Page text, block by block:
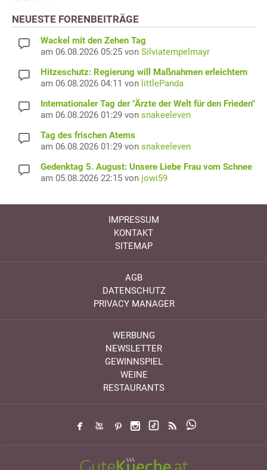
NEUESTE FORENBEITRÄGE
Wackel mit den Zehen Tag
am 06.08.2026 05:25 von Silviatempelmayr
Hitzeschutz: Regierung will Maßnahmen erleichtern
am 06.08.2026 04:11 von littlePanda
Internationaler Tag der "Ärzte der Welt für den Frieden"
am 06.08.2026 01:29 von snakeeleven
Tag des frischen Atems
am 06.08.2026 01:29 von snakeeleven
Gedenktag 5. August: Unsere Liebe Frau vom Schnee
am 05.08.2026 22:15 von jowi59
IMPRESSUM
KONTAKT
SITEMAP
AGB
DATENSCHUTZ
PRIVACY MANAGER
WERBUNG
NEWSLETTER
GEWINNSPIEL
WEINE
RESTAURANTS